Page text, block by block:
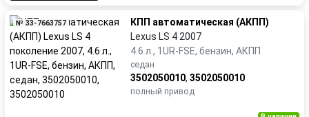
№ 33-7663757
КПП автоматическая (АКПП)
Lexus LS 4 2007
4.6 л., 1UR-FSE, бензин, АКПП
седан
3502050010, 3502050010
полный привод